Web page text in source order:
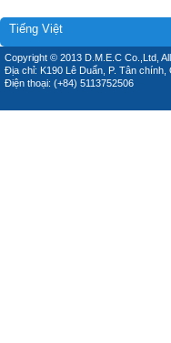
Tiếng Việt
Copyright © 2013 D.M.E.C Co.,Ltd,
Địa chỉ: K190 Lê Duẩn, P. Tân chính,
Điện thoại: (+84) 5113752506